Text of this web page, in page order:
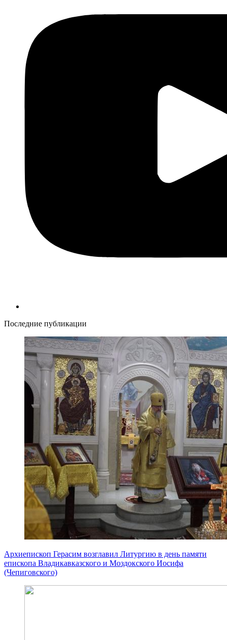
Последние публикации
Архиепископ Герасим возглавил Литургию в день памяти
епископа Владикавказского и Моздокского Иосифа
(Чепиговского)